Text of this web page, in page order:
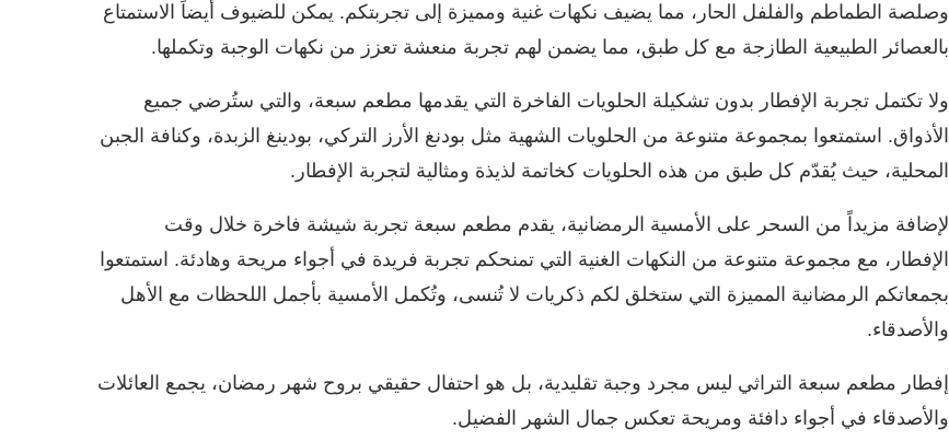
وصلصة الطماطم والفلفل الحار، مما يضيف نكهات غنية ومميزة إلى تجربتكم. يمكن للضيوف أيضاً الاستمتاع
بالعصائر الطبيعية الطازجة مع كل طبق، مما يضمن لهم تجربة منعشة تعزز من نكهات الوجبة وتكملها.
ولا تكتمل تجربة الإفطار بدون تشكيلة الحلويات الفاخرة التي يقدمها مطعم سبعة، والتي ستُرضي جميع
الأذواق. استمتعوا بمجموعة متنوعة من الحلويات الشهية مثل بودنغ الأرز التركي، بودينغ الزبدة، وكنافة الجبن
المحلية، حيث يُقدّم كل طبق من هذه الحلويات كخاتمة لذيذة ومثالية لتجربة الإفطار.
لإضافة مزيداً من السحر على الأمسية الرمضانية، يقدم مطعم سبعة تجربة شيشة فاخرة خلال وقت
الإفطار، مع مجموعة متنوعة من النكهات الغنية التي تمنحكم تجربة فريدة في أجواء مريحة وهادئة. استمتعوا
بجمعاتكم الرمضانية المميزة التي ستخلق لكم ذكريات لا تُنسى، وتُكمل الأمسية بأجمل اللحظات مع الأهل
والأصدقاء.
إفطار مطعم سبعة التراثي ليس مجرد وجبة تقليدية، بل هو احتفال حقيقي بروح شهر رمضان، يجمع العائلات
والأصدقاء في أجواء دافئة ومريحة تعكس جمال الشهر الفضيل.